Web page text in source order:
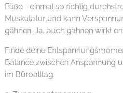
Füße - einmal so richtig
Muskulatur und kann
gähnen. Ja, auch gähnen wirkt
Finde deine
Balance zwischen Anspannung
im Büroalltag.